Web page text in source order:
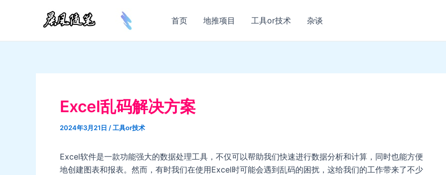
首页 地推项目 工具or技术 杂谈
Excel乱码解决方案
2024年3月21日 /工具or技术
Excel软件是一款功能强大的数据处理工具，不仅可以帮助我们快速进行数据分析和计算，同时也能方便
地创建图表和报表。然而，有时我们在使用Excel时可能会遇到乱码的困扰，这给我们的工作带来了不少